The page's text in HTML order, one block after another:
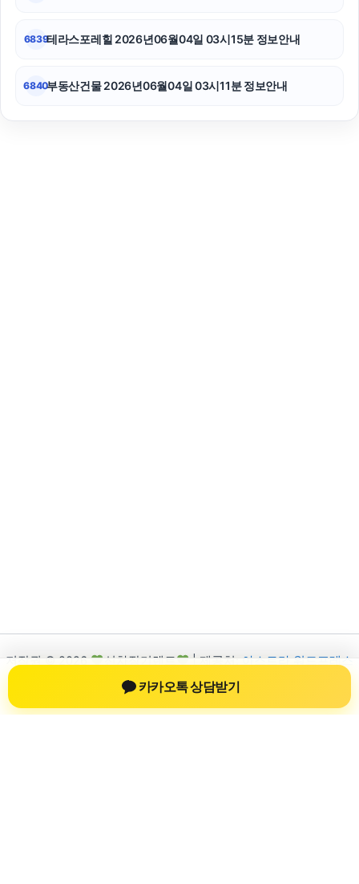
6839테라스포레힐 2026년06월04일 03시15분 정보안내
6840부동산건물 2026년06월04일 03시11분 정보안내
저작권 © 2026 신차장기렌트 | 제공처:
아스트라 워드프레스
테마
카카오톡 상담받기